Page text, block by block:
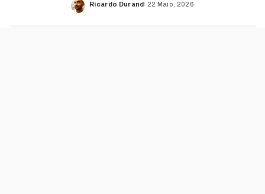
Posted
Ricardo Durand 22 Maio, 2026